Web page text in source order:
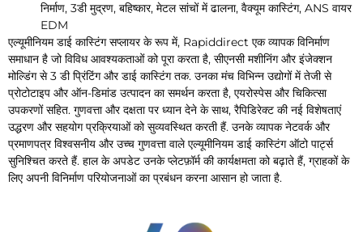
निर्माण, 3डी मुद्रण, बहिष्कार, मेटल सांचों में ढालना, वैक्यूम कास्टिंग, ANS वायर
EDM
एल्यूमीनियम डाई कास्टिंग सप्लायर के रूप में, Rapiddirect एक व्यापक विनिर्माण
समाधान है जो विविध आवश्यकताओं को पूरा करता है, सीएनसी मशीनिंग और इंजेक्शन
मोल्डिंग से 3 डी प्रिंटिंग और डाई कास्टिंग तक. उनका मंच विभिन्न उद्योगों में तेजी से
प्रोटोटाइप और ऑन-डिमांड उत्पादन का समर्थन करता है, एयरोस्पेस और चिकित्सा
उपकरणों सहित. गुणवत्ता और दक्षता पर ध्यान देने के साथ, रैपिडिरेक्ट की नई विशेषताएं
उद्धरण और सहयोग प्रक्रियाओं को सुव्यवस्थित करती हैं. उनके व्यापक नेटवर्क और
प्रमाणपत्र विश्वसनीय और उच्च गुणवत्ता वाले एल्यूमीनियम डाई कास्टिंग ऑटो पार्ट्स
सुनिश्चित करते हैं. हाल के अपडेट उनके प्लेटफ़ॉर्म की कार्यक्षमता को बढ़ाते हैं, ग्राहकों के
लिए अपनी विनिर्माण परियोजनाओं का प्रबंधन करना आसान हो जाता है.